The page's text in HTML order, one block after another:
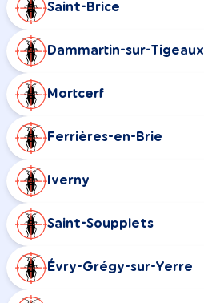
Saint-Brice
Dammartin-sur-Tigeaux
Mortcerf
Ferrières-en-Brie
Iverny
Saint-Soupplets
Évry-Grégy-sur-Yerre